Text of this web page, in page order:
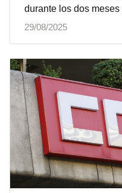
durante los dos meses
29/08/2025